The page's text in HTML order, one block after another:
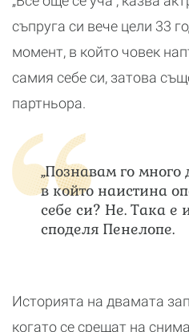
съпруга си вече цели 33
момент, в който човек
самия себе си, затова
партньора.
„Познавам го
в който наистина
себе си? Не. Така е
споделя Пенелопе.
Историята на двамата
когато се срещат на